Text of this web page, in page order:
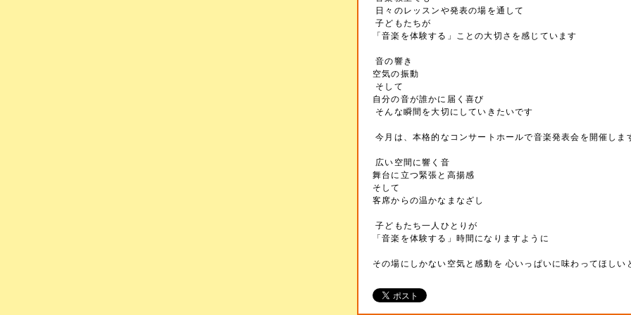
日々のレッスンや発表の場を通して
子どもたちが
「音楽を体験する」ことの大切さを感じています
音の響き
空気の振動
そして
自分の音が誰かに届く喜び
そんな瞬間を大切にしていきたいです
今月は、本格的なコンサートホールで音楽発表会を開催しま
広い空間に響く音
舞台に立つ緊張と高揚感
そして
客席からの温かなまなざし
子どもたち一人ひとりが
「音楽を体験する」時間になりますように
その場にしかない空気と感動を 心いっぱいに味わってほしい